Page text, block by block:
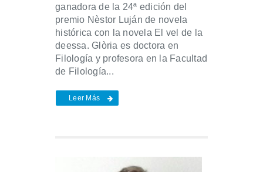
ganadora de la 24ª edición del
premio Nèstor Luján de novela
histórica con la novela El vel de la
deessa. Glòria es doctora en
Filología y profesora en la Facultad
de Filología...
Leer Más